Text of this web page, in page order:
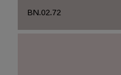
BN.02.72